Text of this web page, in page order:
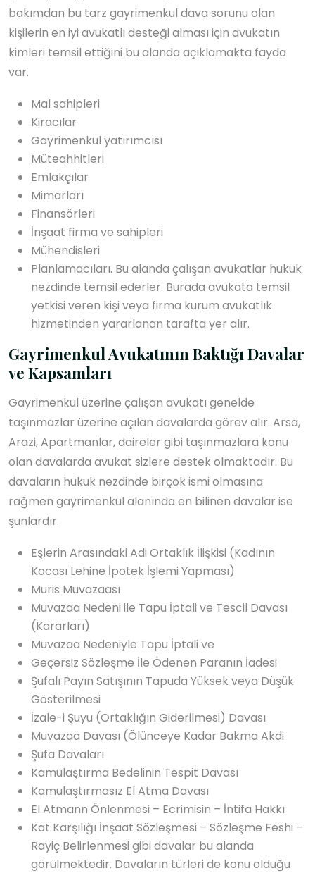
bakımdan bu tarz gayrimenkul dava sorunu olan
kişilerin en iyi avukatlı desteği alması için avukatın
kimleri temsil ettiğini bu alanda açıklamakta fayda
var.
Mal sahipleri
Kiracılar
Gayrimenkul yatırımcısı
Müteahhitleri
Emlakçılar
Mimarları
Finansörleri
İnşaat firma ve sahipleri
Mühendisleri
Planlamacıları. Bu alanda çalışan avukatlar hukuk
nezdinde temsil ederler. Burada avukata temsil
yetkisi veren kişi veya firma kurum avukatlık
hizmetinden yararlanan tarafta yer alır.
Gayrimenkul Avukatının Baktığı Davalar
ve Kapsamları
Gayrimenkul üzerine çalışan avukatı genelde
taşınmazlar üzerine açılan davalarda görev alır. Arsa,
Arazi, Apartmanlar, daireler gibi taşınmazlara konu
olan davalarda avukat sizlere destek olmaktadır. Bu
davaların hukuk nezdinde birçok ismi olmasına
rağmen gayrimenkul alanında en bilinen davalar ise
şunlardır.
Eşlerin Arasındaki Adi Ortaklık İlişkisi (Kadının
Kocası Lehine İpotek İşlemi Yapması)
Muris Muvazaası
Muvazaa Nedeni ile Tapu İptali ve Tescil Davası
(Kararları)
Muvazaa Nedeniyle Tapu İptali ve
Geçersiz Sözleşme İle Ödenen Paranın İadesi
Şufalı Payın Satışının Tapuda Yüksek veya Düşük
Gösterilmesi
İzale-i Şuyu (Ortaklığın Giderilmesi) Davası
Muvazaa Davası (Ölünceye Kadar Bakma Akdi
Şufa Davaları
Kamulaştırma Bedelinin Tespit Davası
Kamulaştırmasız El Atma Davası
El Atmann Önlenmesi – Ecrimisin – İntifa Hakkı
Kat Karşılığı İnşaat Sözleşmesi – Sözleşme Feshi –
Rayiç Belirlenmesi gibi davalar bu alanda
görülmektedir. Davaların türleri de konu olduğu